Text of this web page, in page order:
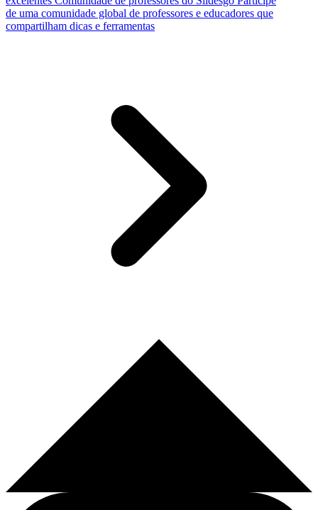
de uma comunidade global de professores e educadores que
compartilham dicas e ferramentas